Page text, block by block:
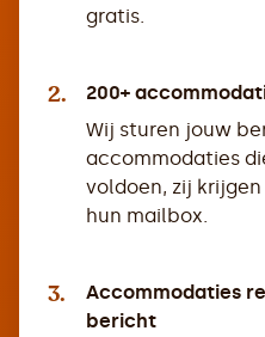
gratis.
2.
200+
Wij sturen jouw
accommodaties
voldoen, zij
hun mailbox.
3.
Accommodaties
bericht